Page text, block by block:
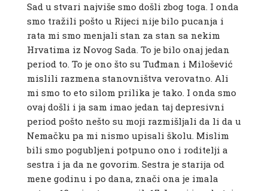
Sad u stvari najviše smo došli zbog toga. I onda
smo tražili pošto u Rijeci nije bilo pucanja i
rata mi smo menjali stan za stan sa nekim
Hrvatima iz Novog Sada. To je bilo onaj jedan
period to. To je ono što su Tuđman i Milošević
mislili razmena stanovništva verovatno. Ali
mi smo to eto silom prilika je tako. I onda smo
ovaj došli i ja sam imao jedan taj depresivni
period pošto nešto su moji razmišljali da li da u
Nemačku pa mi nismo upisali školu. Mislim
bili smo pogubljeni potpuno ono i roditelji a
sestra i ja da ne govorim. Sestra je starija od
mene godinu i po dana, znači ona je imala